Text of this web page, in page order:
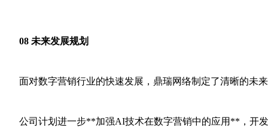
08 未来发展规划
面对数字营销行业的快速发展，鼎瑞网络制定了清晰的未
公司计划进一步**加强AI技术在数字营销中的应用**，开